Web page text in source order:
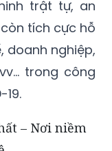
lực cao. Điều
hiện tại, cùng
trật tự, an
tích cực hỗ
nghiệp,
trong công